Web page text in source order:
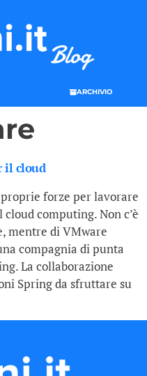
ARCHIVIO
il cloud
forze per lavorare
computing. Non c’è
mentre di VMware
compagnia di punta
La collaborazione
Spring da sfruttare su